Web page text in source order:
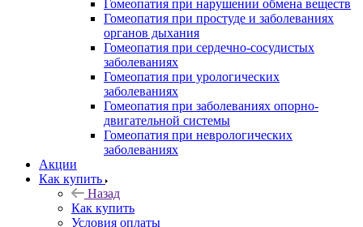
Гомеопатия при нарушении обмена веществ
Гомеопатия при простуде и заболеваниях
органов дыхания
Гомеопатия при сердечно-сосудистых
заболеваниях
Гомеопатия при урологических
заболеваниях
Гомеопатия при заболеваниях опорно-
двигательной системы
Гомеопатия при неврологических
заболеваниях
Акции
Как купить
Назад
Как купить
Условия оплаты